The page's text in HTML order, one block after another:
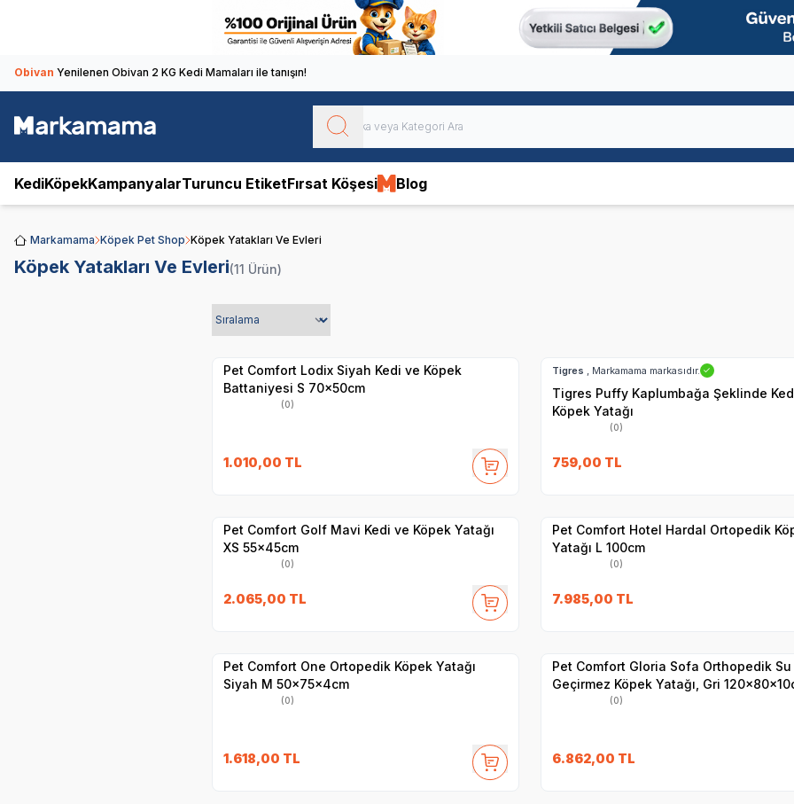
Obivan Yenilenen Obivan 2 KG Kedi Mamaları ile tanışın!
KediKöpekKampanyalarTuruncu EtiketFırsat Köşesi Blog
Markamama Köpek Pet Shop Köpek Yatakları Ve Evleri
Köpek Yatakları Ve Evleri(11 Ürün)
Satıcı
Pet Comfort Lodix Siyah Kedi ve Köpek
Battaniyesi S 70x50cm
(0)
1.010,00 TL
Tigres , Markamama markasıdır. ✓
Tigres Puffy Kaplumbağa Şeklinde
Köpek Yatağı
(0)
759,00 TL
Pet Comfort Golf Mavi Kedi ve Köpek Yatağı
XS 55x45cm
(0)
2.065,00 TL
Pet Comfort Hotel Hardal Ortopedik Köpek
Yatağı L 100cm
(0)
7.985,00 TL
Pet Comfort One Ortopedik Köpek Yatağı
Siyah M 50x75x4cm
(0)
1.618,00 TL
Pet Comfort Gloria Sofa Orthopedik Su
Geçirmez Köpek Yatağı, Gri
(0)
6.862,00 TL